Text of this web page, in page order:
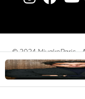
© 2024 MiyakoParis -
Fees Terms and